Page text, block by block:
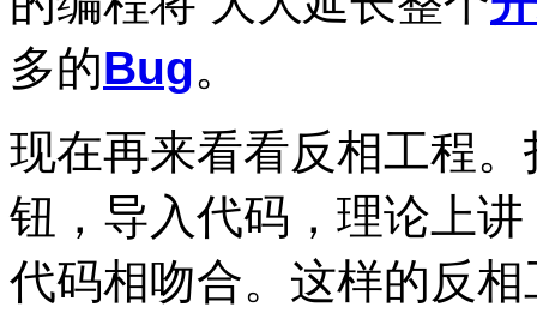
多的Bug。
现在再来看看反相工程。
钮，导入代码，理论上
代码相吻合。这样的反